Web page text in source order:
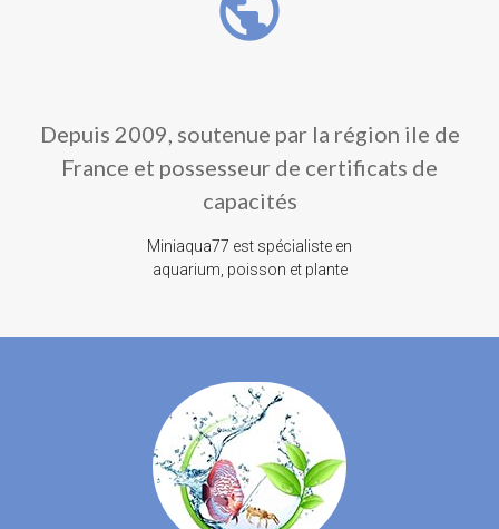
Depuis 2009, soutenue par la région ile de
France et possesseur de certificats de
capacités
Miniaqua77 est spécialiste en
aquarium, poisson et plante